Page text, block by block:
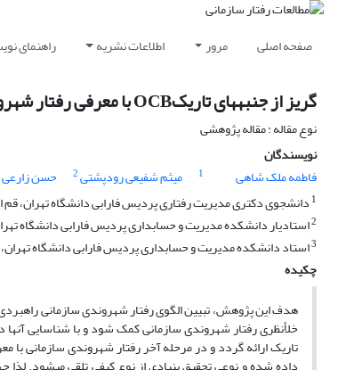
صفحه اصلی مرور اطلاعات نشریه راهنمای
گریز از جنبه‏های تاریکOCB با معرفی رفتار شهروندی سازمانی راهبردی
نوع مقاله : مقاله پژوهشی
نویسندگان
فاطمه ملک شاهی
1 میثم شفیعی رودپشتی2 حسن
1 دانشجوی دکتری مدیریت رفتاری پردیس فارابی دانشگاه تهران، قم
2استادیار دانشکده مدیریت و حسابداری پردیس فارابی دانشگاه
3استاد دانشکده مدیریت و حسابداری پردیس فارابی دانشگاه تهران،
چکیده
تاریک ارائه گردد و در مرحله آخر رفتار شهروندی سازمانی